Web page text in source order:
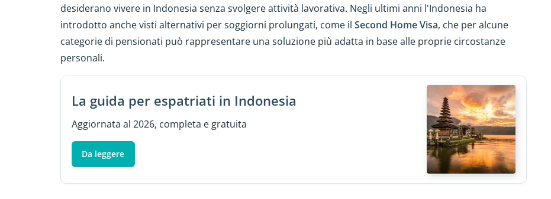
desiderano vivere in Indonesia senza svolgere attività lavorativa. Negli ultimi anni l'Indonesia ha
introdotto anche visti alternativi per soggiorni prolungati, come il Second Home Visa, che per alcune
categorie di pensionati può rappresentare una soluzione più adatta in base alle proprie circostanze
personali.
La guida per espatriati in Indonesia
Aggiornata al 2026, completa e gratuita
Da leggere